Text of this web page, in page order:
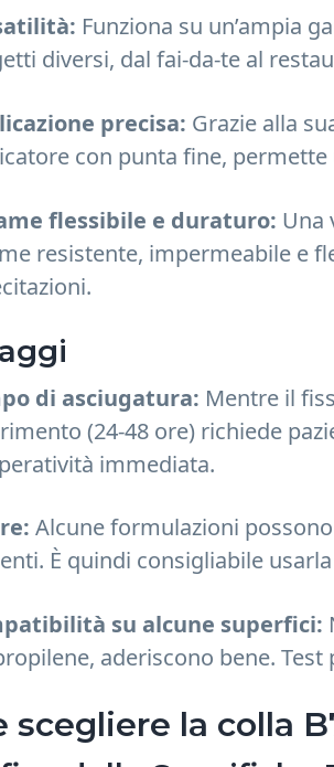
Funziona su un’ampia
diversi, dal fai-da-te al
precisa: Grazie alla
con punta fine,
flessibile e duraturo: Una
resistente, impermeabile e
di asciugatura: Mentre il
(24-48 ore) richiede
immediata.
Alcune formulazioni
È quindi consigliabile
su alcune superfici:
aderiscono bene.
scegliere la colla